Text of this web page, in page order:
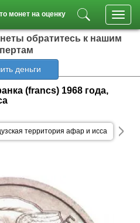
монет на оценку
обратитесь к нашим
деньги
(francs) 1968 года,
территория афар и исса